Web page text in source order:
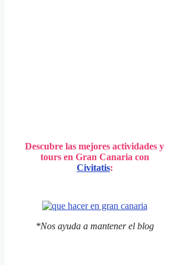
Descubre las mejores actividades y
tours en Gran Canaria con
Civitatis:
*Nos ayuda a mantener el blog